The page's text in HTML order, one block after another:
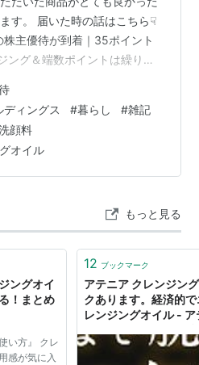
す。 届いた時の話はこちら☟
主優待が到着｜35ポイント
ング＆端数ポイントは繰り越
が、 クレンジングオイル、洗
です！ まずはクレンジングオ
ンジング オイル オルビス ザ
入り 詰め替え メイク落ち メ
ィングス #暮らし #雑記
顔料
オイル
もっと見る
ングオイ
！まとめ
い方』 クレ
感が気に入
12 ブックマーク
アテニア クレンジン
クあります。経済的
レンジングオイル -
キャンペーン！２ヶ